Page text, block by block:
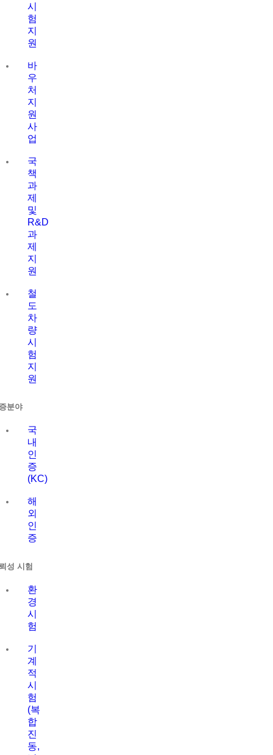
시
험
지
원
바
우
처
지
원
사
업
국
책
과
제
및
R&D
과
제
지
원
철
도
차
량
시
험
지
원
분야
국
내
인
증
(KC)
해
외
인
증
성 시험
환
경
시
험
기
계
적
시
험
(복
합
진
동,